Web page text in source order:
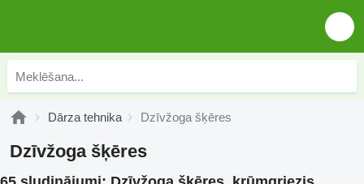
Dārza tehnika Dzīvžoga šķēres
Dzīvžoga šķēres